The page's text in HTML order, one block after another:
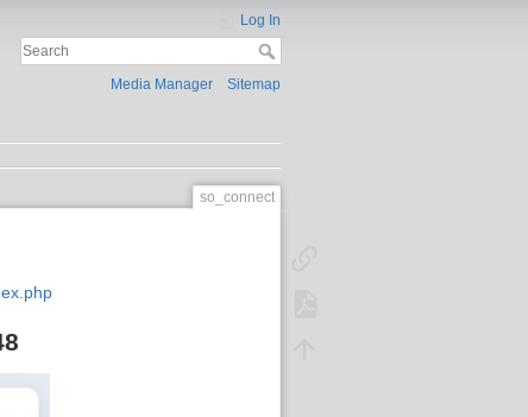
Log In
Media Manager Sitemap
so_connect